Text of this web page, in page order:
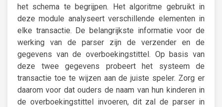
het schema te begrijpen. Het algoritme gebruikt in
deze module analyseert verschillende elementen in
elke transactie. De belangrijkste informatie voor de
werking van de parser zijn de verzender en de
gegevens van de overboekingstittel. Op basis van
deze twee gegevens probeert het systeem de
transactie toe te wijzen aan de juiste speler. Zorg er
daarom voor dat ouders de naam van hun kinderen in
de overboekingstittel invoeren, dit zal de parser in